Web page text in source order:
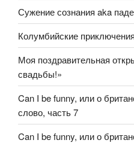
Сужение сознания aka
Колумбийские
Моя поздравительная
свадьбы!»
Can I be funny, или о
слово, часть 7
Can I be funny, или о